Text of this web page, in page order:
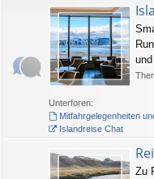
Unterforen:
Mitfahrgelegenheiten
Islandreise Chat
Zu